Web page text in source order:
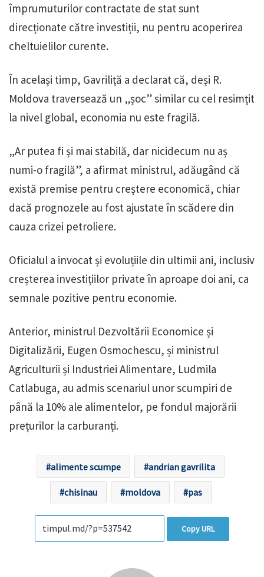
împrumuturilor contractate de stat sunt
direcționate către investiții, nu pentru acoperirea
cheltuielilor curente.
În același timp, Gavriliță a declarat că, deși R.
Moldova traversează un „șoc” similar cu cel resimțit
la nivel global, economia nu este fragilă.
„Ar putea fi și mai stabilă, dar nicidecum nu aș
numi-o fragilă”, a afirmat ministrul, adăugând că
există premise pentru creștere economică, chiar
dacă prognozele au fost ajustate în scădere din
cauza crizei petroliere.
Oficialul a invocat și evoluțiile din ultimii ani, inclusiv
creșterea investițiilor private în aproape doi ani, ca
semnale pozitive pentru economie.
Anterior, ministrul Dezvoltării Economice și
Digitalizării, Eugen Osmochescu, și ministrul
Agriculturii și Industriei Alimentare, Ludmila
Catlabuga, au admis scenariul unor scumpiri de
până la 10% ale alimentelor, pe fondul majorării
prețurilor la carburanți.
alimente scumpe andrian gavrilita
chisinau moldova pas
Copy URL